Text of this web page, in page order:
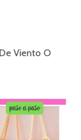
Viento O